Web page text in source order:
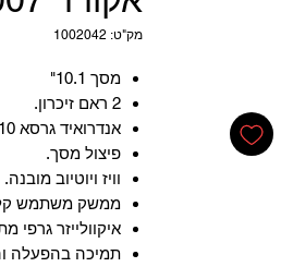
מק"ט: 1002042
מסך 10.1"
2 ראם זיכרון.
אנדרואיד גרסא 10.
פיצול מסך.
וויז ויוטיוב מובנה.
ממשק משתמש קל
איקוולייזר
תמיכה בהפעלה